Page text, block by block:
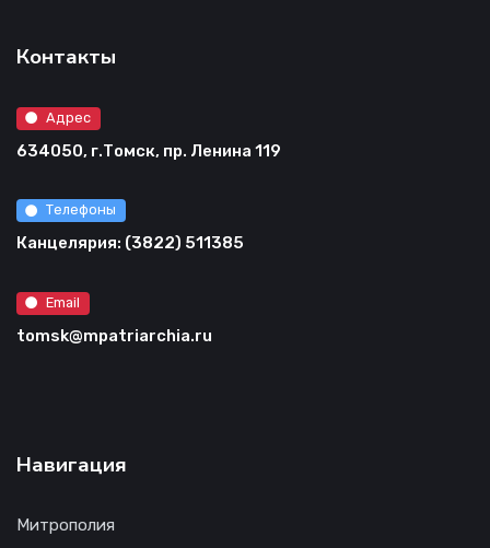
Контакты
Адрес
634050, г.Томск, пр. Ленина 119
Телефоны
Канцелярия: (3822) 511385
Email
tomsk@mpatriarchia.ru
Навигация
Митрополия